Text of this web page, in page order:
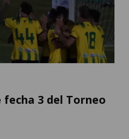
fecha 3 del Torneo